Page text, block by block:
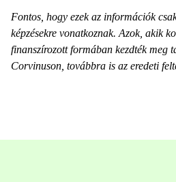
Fontos, hogy ezek az információk
képzésekre vonatkoznak. Azok, akik
finanszírozott formában kezdték meg
Corvinuson, továbbra is az eredeti